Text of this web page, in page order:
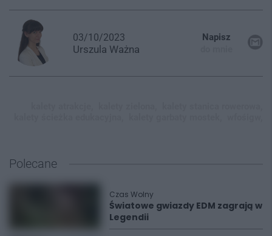
03/10/2023
Urszula Ważna
Napisz
Polecane
Czas Wolny
Światowe gwiazdy EDM zagrają w
Legendii